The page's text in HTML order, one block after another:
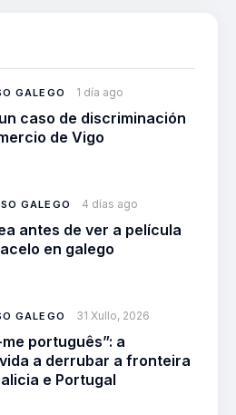
GALEGO 1 día ago
caso de discriminación
de Vigo
GALEGO 4 días ago
antes de ver a película
en galego
GALEGO 31 Xullo, 2026
português”: a
a derrubar a fronteira
e Portugal